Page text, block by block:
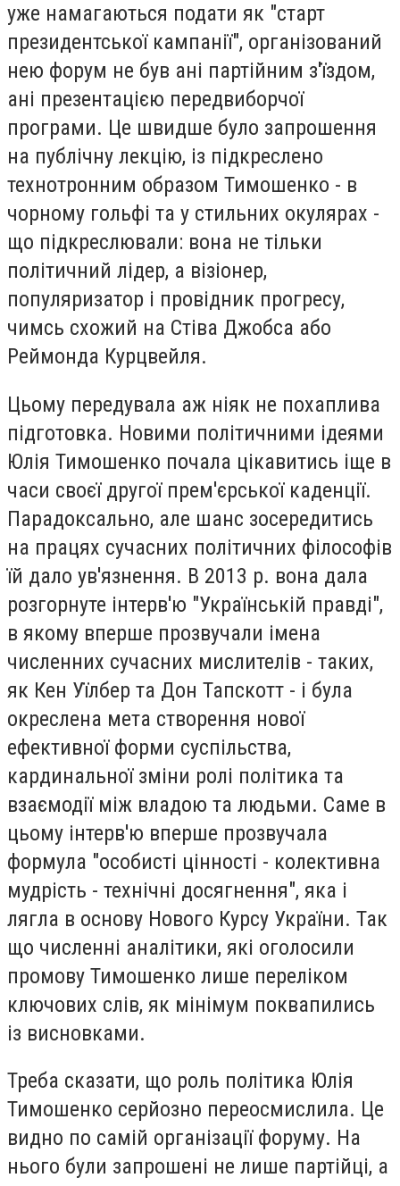
уже намагаються подати як "старт
президентської кампанії", організований
нею форум не був ані партійним з'їздом,
ані презентацією передвиборчої
програми. Це швидше було запрошення
на публічну лекцію, із підкреслено
технотронним образом Тимошенко - в
чорному гольфі та у стильних окулярах -
що підкреслювали: вона не тільки
політичний лідер, а візіонер,
популяризатор і провідник прогресу,
чимсь схожий на Стіва Джобса або
Реймонда Курцвейля.
Цьому передувала аж ніяк не похаплива
підготовка. Новими політичними ідеями
Юлія Тимошенко почала цікавитись іще в
часи своєї другої прем'єрської каденції.
Парадоксально, але шанс зосередитись
на працях сучасних політичних філософів
їй дало ув'язнення. В 2013 р. вона дала
розгорнуте інтерв'ю "Українській правді",
в якому вперше прозвучали імена
численних сучасних мислителів - таких,
як Кен Уїлбер та Дон Тапскотт - і була
окреслена мета створення нової
ефективної форми суспільства,
кардинальної зміни ролі політика та
взаємодії між владою та людьми. Саме в
цьому інтерв'ю вперше прозвучала
формула "особисті цінності - колективна
мудрість - технічні досягнення", яка і
лягла в основу Нового Курсу України. Так
що численні аналітики, які оголосили
промову Тимошенко лише переліком
ключових слів, як мінімум поквапились
із висновками.
Треба сказати, що роль політика Юлія
Тимошенко серйозно переосмислила. Це
видно по самій організації форуму. На
нього були запрошені не лише партійці, а